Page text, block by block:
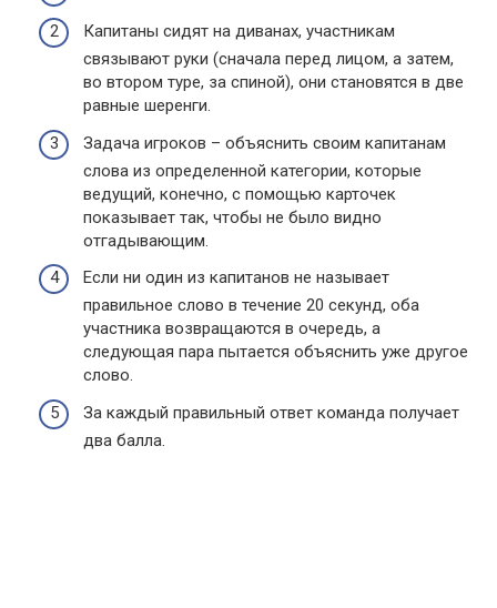
Капитаны сидят на диванах, участникам
связывают руки (сначала перед лицом, а затем,
во втором туре, за спиной), они становятся в две
равные шеренги.
Задача игроков – объяснить своим капитанам
слова из определенной категории, которые
ведущий, конечно, с помощью карточек
показывает так, чтобы не было видно
отгадывающим.
Если ни один из капитанов не называет
правильное слово в течение 20 секунд, оба
участника возвращаются в очередь, а
следующая пара пытается объяснить уже другое
слово.
За каждый правильный ответ команда получает
два балла.